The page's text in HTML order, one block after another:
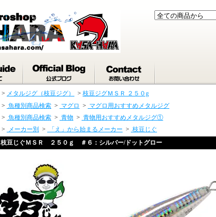
> メタルジグ（枝豆ジグ） > 枝豆ジグＭＳＲ ２５０g
> 魚種別商品検索 > マグロ > マグロ用おすすめメタルジグ
> 魚種別商品検索 > 青物 > 青物用おすすめメタルジグ①
> メーカー別 > 「え」から始まるメーカー > 枝豆じぐ
枝豆じぐＭＳＲ ２５０ｇ ＃６：シルバー/ドットグロー